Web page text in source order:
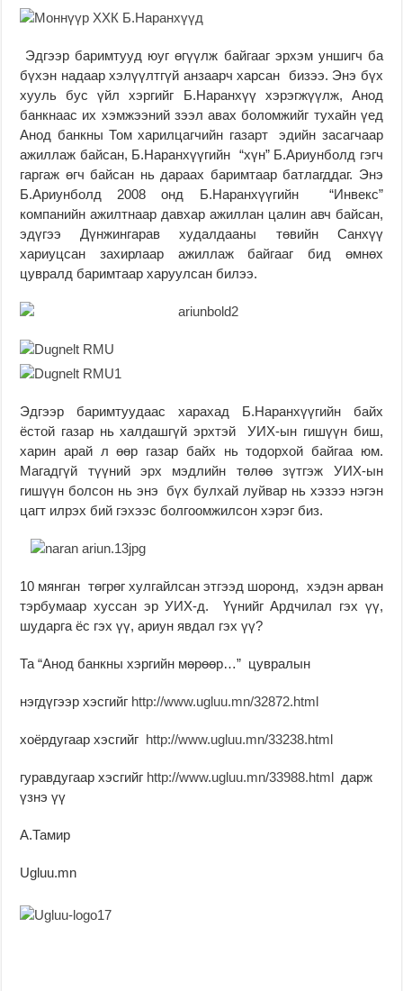
Эдгээр баримтууд юуг өгүүлж байгааг эрхэм уншигч ба
бүхэн надаар хэлүүлтгүй анзаарч харсан бизээ. Энэ бүх
хууль бус үйл хэргийг Б.Наранхүү хэрэгжүүлж, Анод
банкнаас их хэмжээний зээл авах боломжийг тухайн үед
Анод банкны Том харилцагчийн газарт эдийн засагчаар
ажиллаж байсан, Б.Наранхүүгийн “хүн” Б.Ариунболд гэгч
гаргаж өгч байсан нь дараах баримтаар батлагддаг. Энэ
Б.Ариунболд 2008 онд Б.Наранхүүгийн “Инвекс”
компанийн ажилтнаар давхар ажиллан цалин авч байсан,
эдүгээ Дүнжингарав худалдааны төвийн Санхүү
хариуцсан захирлаар ажиллаж байгааг бид өмнөх
цувралд баримтаар харуулсан билээ.
Эдгээр баримтуудаас харахад Б.Наранхүүгийн байх
ёстой газар нь халдашгүй эрхтэй УИХ-ын гишүүн биш,
харин арай л өөр газар байх нь тодорхой байгаа юм.
Магадгүй түүний эрх мэдлийн төлөө зүтгэж УИХ-ын
гишүүн болсон нь энэ бүх булхай луйвар нь хэзээ нэгэн
цагт илрэх бий гэхээс болгоомжилсон хэрэг биз.
10 мянган төгрөг хулгайлсан этгээд шоронд, хэдэн арван
тэрбумаар хуссан эр УИХ-д. Үүнийг Ардчилал гэх үү,
шударга ёс гэх үү, ариун явдал гэх үү?
Та “Анод банкны хэргийн мөрөөр…” цувралын
нэгдүгээр хэсгийг http://www.ugluu.mn/32872.html
хоёрдугаар хэсгийг http://www.ugluu.mn/33238.html
гуравдугаар хэсгийг http://www.ugluu.mn/33988.html дарж
үзнэ үү
А.Тамир
Ugluu.mn